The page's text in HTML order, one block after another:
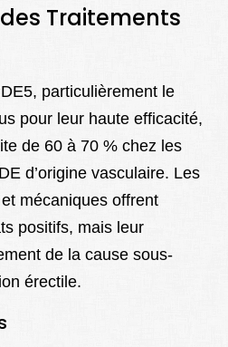
Traitements
particulièrement le
pour leur haute efficacité,
de 60 à 70 % chez les
d’origine vasculaire. Les
mécaniques offrent
positifs, mais leur
de la cause sous-
érectile.